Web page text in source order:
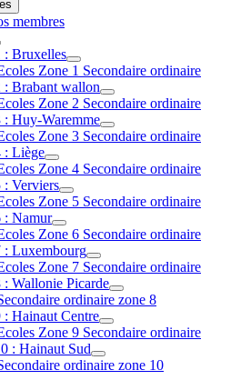
membres
: Bruxelles
Zone 1 Secondaire ordinaire
: Brabant wallon
Zone 2 Secondaire ordinaire
: Huy-Waremme
Zone 3 Secondaire ordinaire
: Liège
Zone 4 Secondaire ordinaire
: Verviers
Zone 5 Secondaire ordinaire
: Namur
Zone 6 Secondaire ordinaire
: Luxembourg
Zone 7 Secondaire ordinaire
: Wallonie Picarde
ordinaire zone 8
: Hainaut Centre
Zone 9 Secondaire ordinaire
: Hainaut Sud
ordinaire zone 10